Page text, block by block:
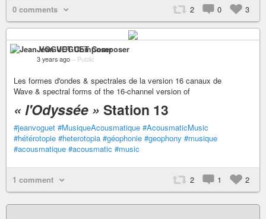
0 comments 2 0 3
Jean VOGUET Composer
3 years ago – Public
Les formes d'ondes & spectrales de la version 16 canaux de
Wave & spectral forms of the 16-channel version of
« l'Odyssée » Station 13
#jeanvoguet #MusiqueAcousmatique #AcousmaticMusic
#hétérotopie #heterotopia #géophonie #geophony #musique
#acousmatique #acousmatic #music
1 comment 2 1 2